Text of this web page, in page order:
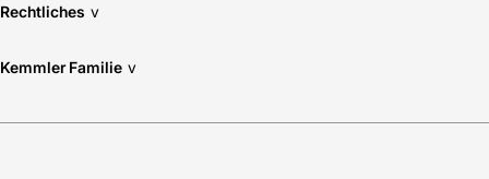
Rechtliches v
Kemmler Familie v